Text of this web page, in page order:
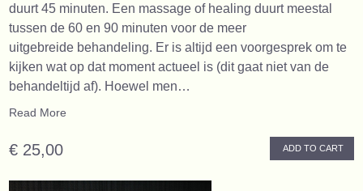
duurt 45 minuten. Een massage of healing duurt meestal
tussen de 60 en 90 minuten voor de meer
uitgebreide behandeling. Er is altijd een voorgesprek om te
kijken wat op dat moment actueel is (dit gaat niet van de
behandeltijd af). Hoewel men…
Read More
€ 25,00 ADD TO CART